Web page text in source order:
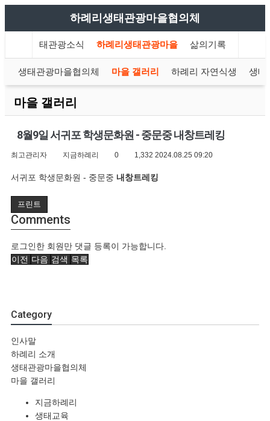
하례리생태관광마을협의체
하례리생태관광소식 하례리생태관광마을 삶의기록
생태관광마을협의체 마을 갤러리 하례리 자연식생 생태
마을 갤러리
8월9일 서귀포 학생문화원 - 중문중 내창트레킹
최고관리자 지금하례리 0 1,332 2024.08.25 09:20
서귀포 학생문화원 - 중문중 내창트레킹
프린트
Comments
로그인한 회원만 댓글 등록이 가능합니다.
이전 다음 검색 목록
Category
인사말
하례리 소개
생태관광마을협의체
마을 갤러리
지금하례리
생태교육